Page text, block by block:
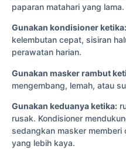
paparan matahari yang lama.
Gunakan kondisioner ketika:
kelembutan cepat, sisiran
perawatan harian.
Gunakan masker rambut
mengembang, lemah, atau
Gunakan keduanya ketika:
rusak. Kondisioner
sedangkan masker
yang lebih kaya.